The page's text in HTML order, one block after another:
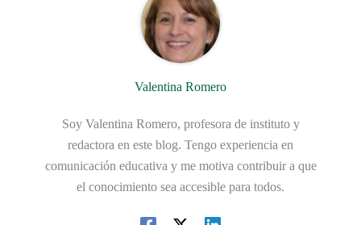
Valentina Romero
Soy Valentina Romero, profesora de instituto y
redactora en este blog. Tengo experiencia en
comunicación educativa y me motiva contribuir a que
el conocimiento sea accesible para todos.